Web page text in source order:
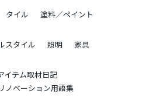
タイル
塗料／ペイント
スタイル 照明
家具
イテム取材日記
リノベーション用語集